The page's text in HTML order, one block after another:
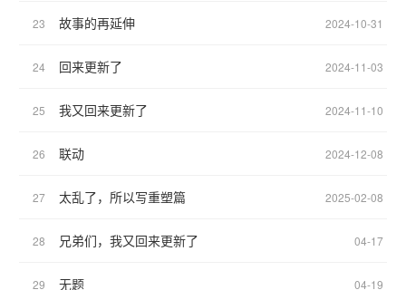
23 故事的再延伸 2024-10-31
24 回来更新了 2024-11-03
25 我又回来更新了 2024-11-10
26 联动 2024-12-08
27 太乱了，所以写重塑篇 2025-02-08
28 兄弟们，我又回来更新了 04-17
29 无题 04-19